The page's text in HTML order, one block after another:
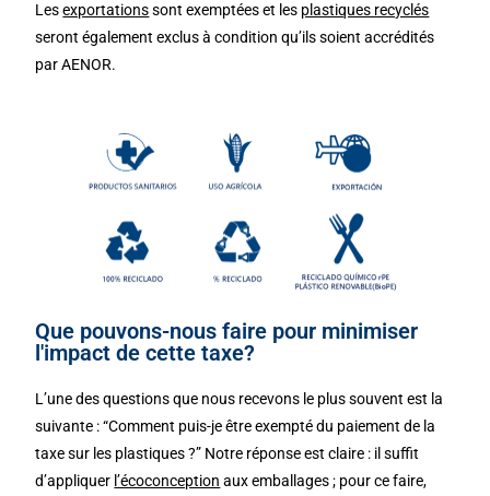
Lesexportationssont exemptées et les plastiques recyclés
seront également exclus à condition qu’ils soient accrédités
par AENOR.
Que pouvons-nous faire pour minimiser
l'impact de cette taxe?
L’une des questions que nous recevons le plus souvent est la
suivante : “Comment puis-je être exempté du paiement de la
taxe sur les plastiques ?” Notre réponse est claire : il suffit
d’appliquer l’écoconception aux emballages ; pour ce faire,